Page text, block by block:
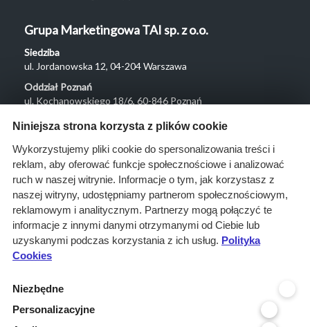
Grupa Marketingowa TAI sp. z o.o.
Siedziba
ul. Jordanowska 12, 04-204 Warszawa
Oddział Poznań
ul. Kochanowskiego 18/6, 60-846 Poznań
Menu
O nas
Rozwiązania
Monitoring
przetargów
Raporty
przetargowe
Kontakt
Niniejsza strona korzysta z plików cookie
Wykorzystujemy pliki cookie do spersonalizowania treści i
reklam, aby oferować funkcje społecznościowe i analizować
ruch w naszej witrynie. Informacje o tym, jak korzystasz z
naszej witryny, udostępniamy partnerom społecznościowym,
reklamowym i analitycznym. Partnerzy mogą połączyć te
informacje z innymi danymi otrzymanymi od Ciebie lub
uzyskanymi podczas korzystania z ich usług. Polityka
Cookies
Niezbędne
Personalizacyjne